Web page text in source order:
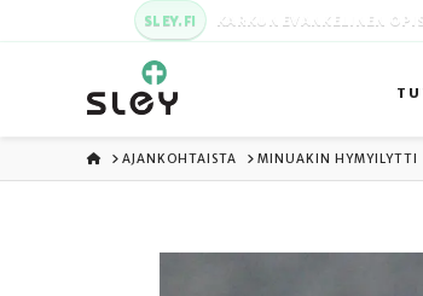
SLEY.FI KARKUN EVANKELINEN
ETUSIVU
AJANKOHTAISTA MINUAKIN HYMYILYTTI